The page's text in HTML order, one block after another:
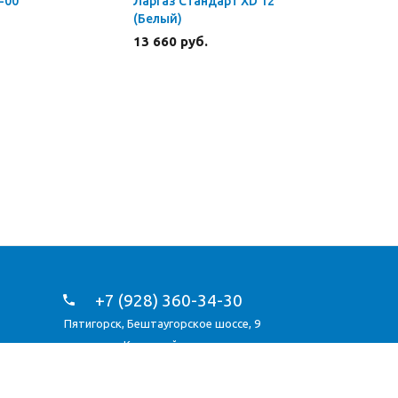
(Белый)
13 660 руб.
+7 (928) 360-34-30
Пятигорск Бештаугорское шоссе, 9
Карта сайта